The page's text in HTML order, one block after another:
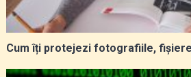
Cum îți protejezi fotografiile,